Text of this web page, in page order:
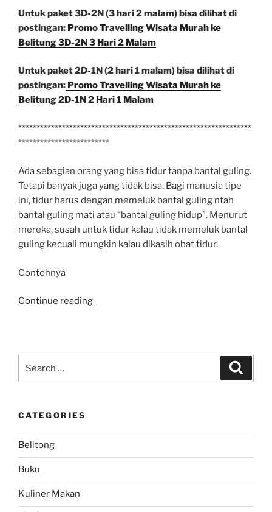
Untuk paket 3D-2N (3 hari 2 malam) bisa dilihat di
postingan: Promo Travelling Wisata Murah ke
Belitung 3D-2N 3 Hari 2 Malam
Untuk paket 2D-1N (2 hari 1 malam) bisa dilihat di
postingan: Promo Travelling Wisata Murah ke
Belitung 2D-1N 2 Hari 1 Malam
****************************************************************
*************************
Ada sebagian orang yang bisa tidur tanpa bantal guling.
Tetapi banyak juga yang tidak bisa. Bagi manusia tipe
ini, tidur harus dengan memeluk bantal guling ntah
bantal guling mati atau “bantal guling hidup”. Menurut
mereka, susah untuk tidur kalau tidak memeluk bantal
guling kecuali mungkin kalau dikasih obat tidur.
Contohnya
Continue reading“Tidur
for:
CATEGORIES
Belitong
Buku
Kuliner Makan